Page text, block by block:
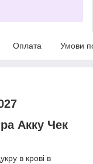
Оплата Умови
Акку Чек
в крові в